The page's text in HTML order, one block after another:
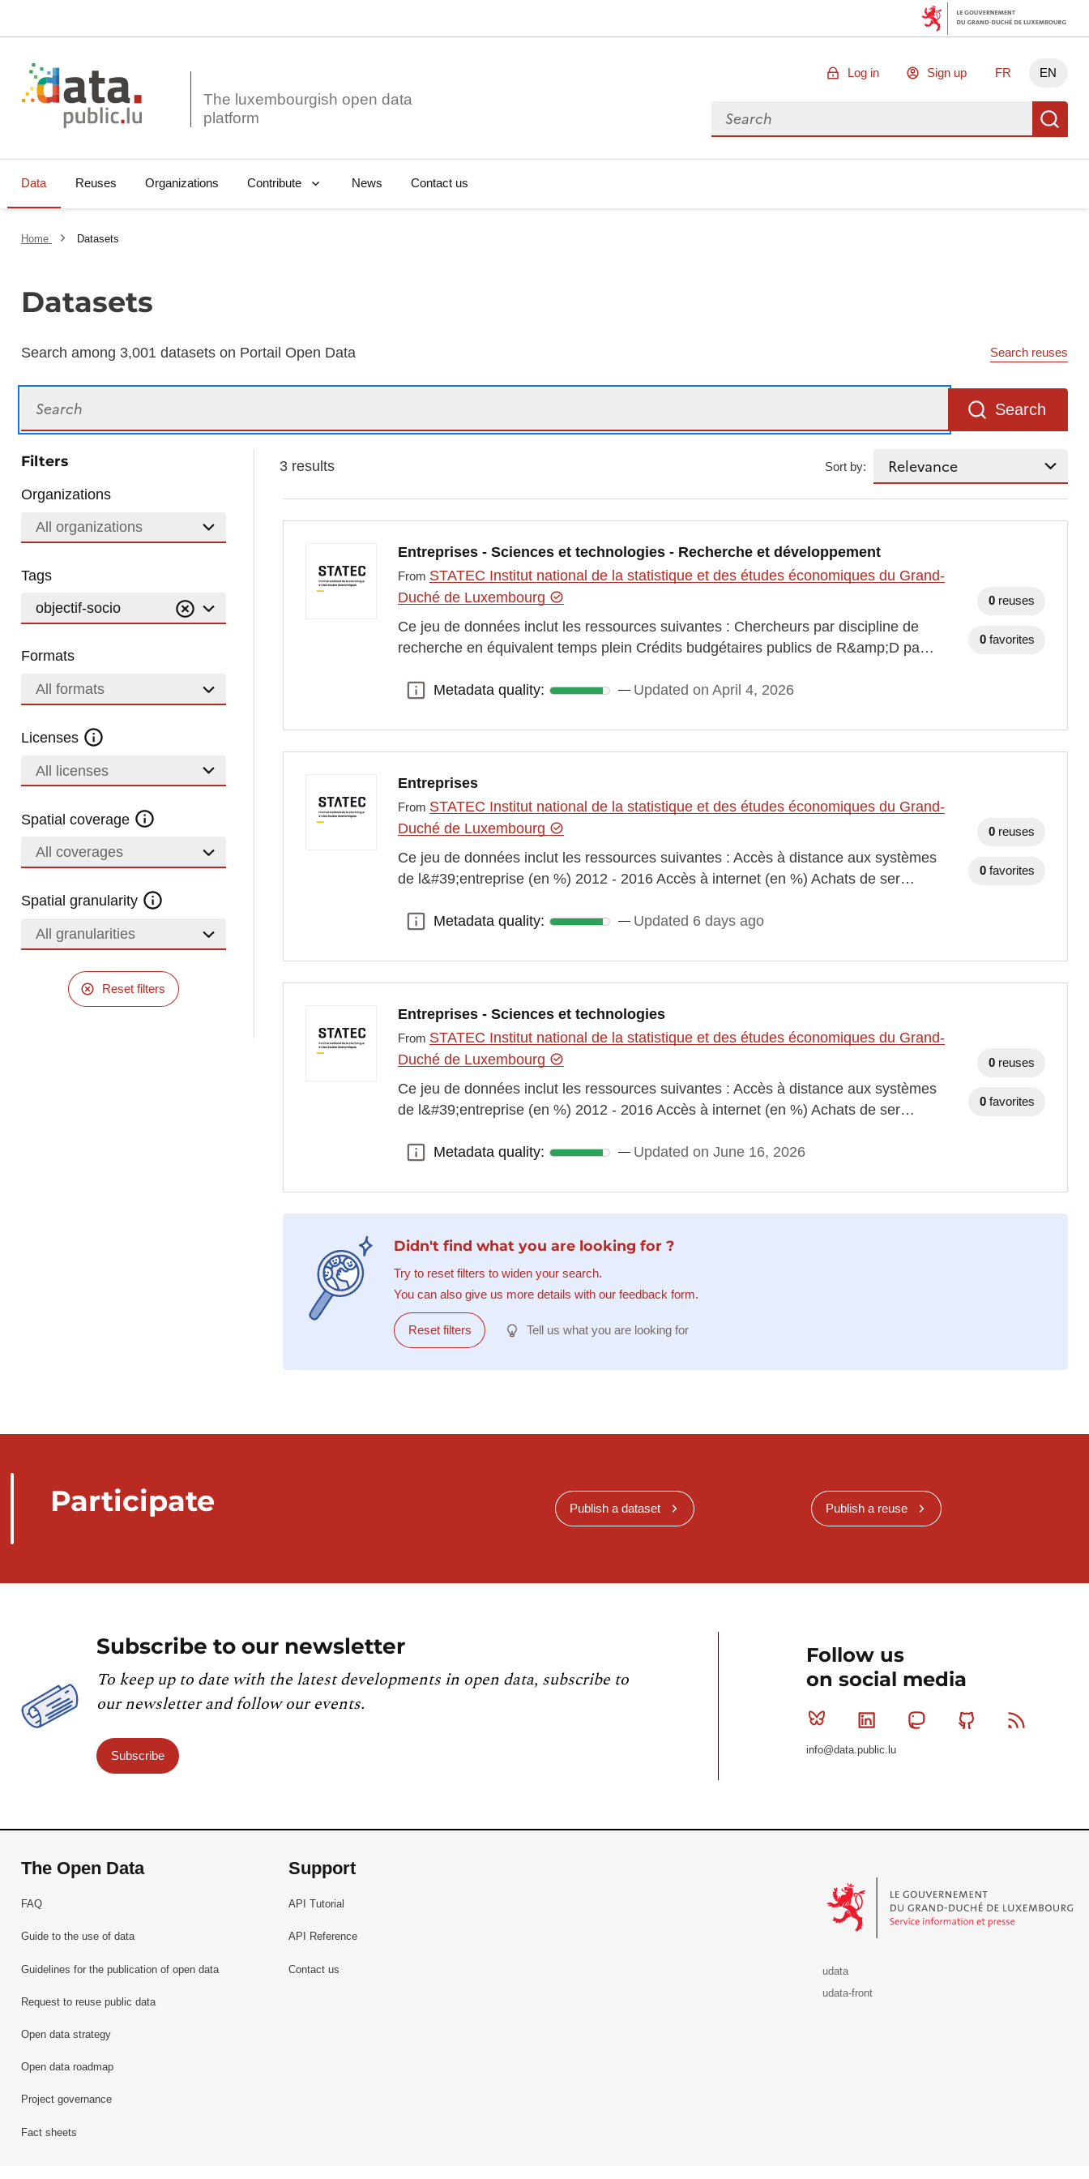
The luxembourgish open data
Log in Sign up FR EN
Search for data
Data Reuses Organizations Contribute News Contact us
Home Datasets
Datasets
Search among 3,001 datasets on Portail Open Data Search reuses
Search
Filters
Organizations
All organizations
Tags
objectif-socio
Formats
All formats
Licenses
All licenses
Spatial coverage
All coverages
Spatial granularity
All granularities
Reset filters
3 results Sort by:
Entreprises - Sciences et technologies - Recherche et développement
From STATEC Institut national de la statistique et des études économiques du Grand-
Duché de Luxembourg
Ce jeu de données inclut les ressources suivantes : Chercheurs par discipline de
recherche en équivalent temps plein Crédits budgétaires publics de R&amp;D pa…
Metadata quality:
Metadata quality: Updated on April 4, 2026
0 reuses
0 favorites
Entreprises
From STATEC Institut national de la statistique et des études économiques du Grand-
Duché de Luxembourg
Ce jeu de données inclut les ressources suivantes : Accès à distance aux systèmes
de l&#39;entreprise (en %) 2012 - 2016 Accès à internet (en %) Achats de ser…
Metadata quality:
Metadata quality: Updated 6 days ago
0 reuses
0 favorites
Entreprises - Sciences et technologies
From STATEC Institut national de la statistique et des études économiques du Grand-
Duché de Luxembourg
Ce jeu de données inclut les ressources suivantes : Accès à distance aux systèmes
de l&#39;entreprise (en %) 2012 - 2016 Accès à internet (en %) Achats de ser…
Metadata quality:
Metadata quality: Updated on June 16, 2026
0 reuses
0 favorites
Didn't find what you are looking for ?
Try to reset filters to widen your search.
You can also give us more details with our feedback form.
Reset filters Tell us what you are looking for
Participate Publish a dataset Publish a reuse
Subscribe to our newsletter
To keep up to date with the latest developments in open data, subscribe to
our newsletter and follow our events.
Subscribe
Follow us
on social media
Bluesky Linkedin MastodonGithub
info@data.public.lu
The Open Data
FAQ
Guide to the use of data
Guidelines for the publication of open data
Request to reuse public data
Open data strategy
Open data roadmap
Project governance
Fact sheets
Support
API Tutorial
API Reference
Contact us
udata
udata-front